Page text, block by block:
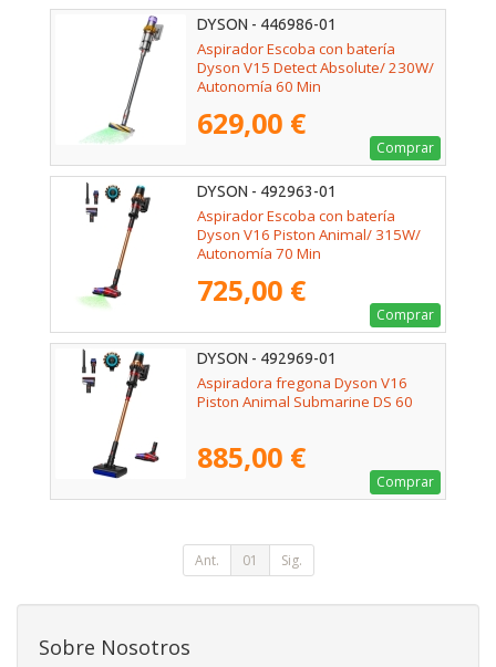
DYSON - 446986-01
Aspirador Escoba con batería
Dyson V15 Detect Absolute/ 230W/
Autonomía 60 Min
629,00 €
Comprar
DYSON - 492963-01
Aspirador Escoba con batería
Dyson V16 Piston Animal/ 315W/
Autonomía 70 Min
725,00 €
Comprar
DYSON - 492969-01
Aspiradora fregona Dyson V16
Piston Animal Submarine DS 60
885,00 €
Comprar
Ant. 01 Sig.
Sobre Nosotros